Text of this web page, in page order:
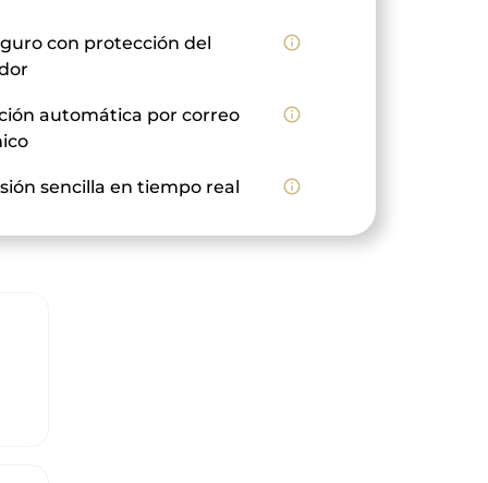
con protección del
info_outline
automática por correo
info_outline
sencilla en tiempo real info_outline